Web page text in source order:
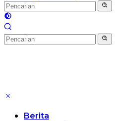
Berita